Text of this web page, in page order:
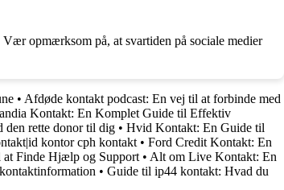
opmærksom på, at svartiden på sociale medier
• Afdøde kontakt podcast: En vej til at forbinde med
Kontakt: En Komplet Guide til Effektiv
den rette donor til dig • Hvid Kontakt: En Guide til
kontor cph kontakt • Ford Credit Kontakt: En
Finde Hjælp og Support • Alt om Live Kontakt: En
• Guide til ip44 kontakt: Hvad du